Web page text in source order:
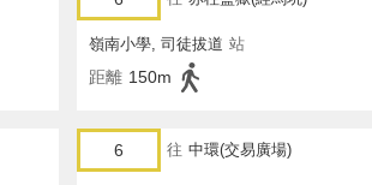
嶺南小學, 司徒拔道 站
距離 150m
6 往 中環(交易廣場)